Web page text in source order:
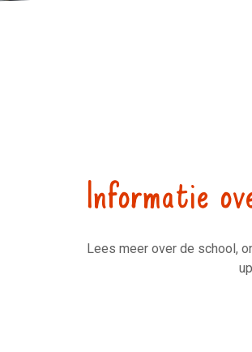
Informatie
Lees meer over de school,